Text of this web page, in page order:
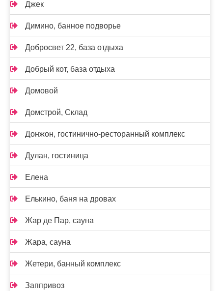
Джек
Димино, банное подворье
Добросвет 22, база отдыха
Добрый кот, база отдыха
Домовой
Домстрой, Склад
Донжон, гостинично-ресторанный комплекс
Дулан, гостиница
Елена
Елькино, баня на дровах
Жар де Пар, сауна
Жара, сауна
Жетери, банный комплекс
Заппривоз